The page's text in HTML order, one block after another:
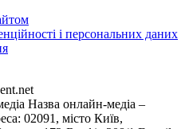
і персональних даних
Назва онлайн-медіа –
02091, місто Київ,